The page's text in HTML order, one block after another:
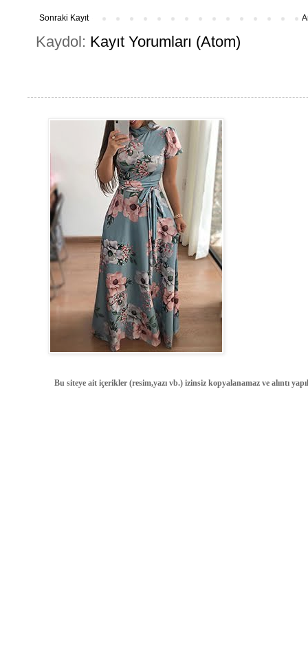
Sonraki Kayıt
Kaydol: Kayıt Yorumları (Atom)
Bu siteye ait içerikler (resim,yazı vb.) izinsiz kopyalanamaz ve alıntı